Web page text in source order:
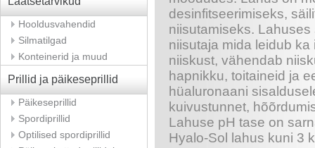
desinfitseerimiseks,
niisutamiseks.
niisutaja mida leidub
niiskust, vähendab
hapnikku, toitaineid ja
hüaluronaani
kuivustunnet,
Lahuse pH tase on
Hyalo-Sol lahus kuni 3
Hooldusvahendid
Silmatilgad
Konteinerid ja muud
Prillid ja päikeseprillid
Päikeseprillid
Spordiprillid
Optilised spordiprillid